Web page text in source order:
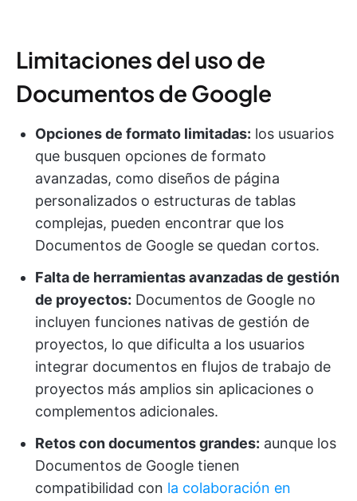
Limitaciones del uso de
Documentos de Google
Opciones de formato limitadas: los usuarios
que busquen opciones de formato
avanzadas, como diseños de página
personalizados o estructuras de tablas
complejas, pueden encontrar que los
Documentos de Google se quedan cortos.
Falta de herramientas avanzadas de gestión
de proyectos: Documentos de Google no
incluyen funciones nativas de gestión de
proyectos, lo que dificulta a los usuarios
integrar documentos en flujos de trabajo de
proyectos más amplios sin aplicaciones o
complementos adicionales.
Retos con documentos grandes: aunque los
Documentos de Google tienen
compatibilidad con la colaboración en